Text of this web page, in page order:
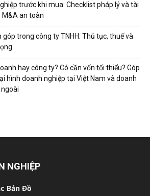
trước khi mua: Checklist pháp lý và tài
M&A an toàn
trong công ty TNHH: Thủ tục, thuế và
hay công ty? Có cần vốn tối thiểu? Góp
hình doanh nghiệp tại Việt Nam và doanh
NGHIỆP
Bản Đồ